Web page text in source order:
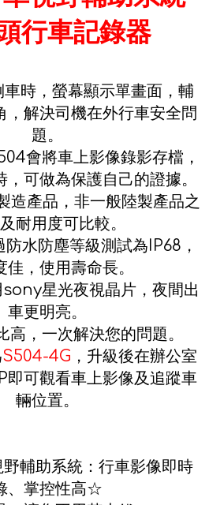
行車記錄器
車時，螢幕顯示單畫面，輔
，解決司機在外行車安全問
題。
會將車上影像錄影存檔，
可做為保護自己的證據。
造產品，非一般陸製產品之
耐用度可比較。
水防塵等級測試為IP68，
佳，使用壽命長。
星光夜視晶片，夜間出
車更明亮。
高，一次解決您的問題。
S504-4G ，升級後在辦公室
即可觀看車上影像及追蹤車
輛位置。
輔助系統：行車影像即時
、掌控性高☆